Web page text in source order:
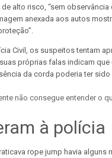
alto risco, “sem
anexada aos autos
Civil, os suspeitos tentam
próprias falas indicam
da corda poderia ter
não consegue entender o
à polícia
rope jump havia alguns